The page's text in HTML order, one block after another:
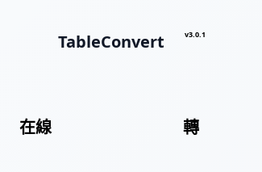
TableConvert v3.0.1
在線
轉